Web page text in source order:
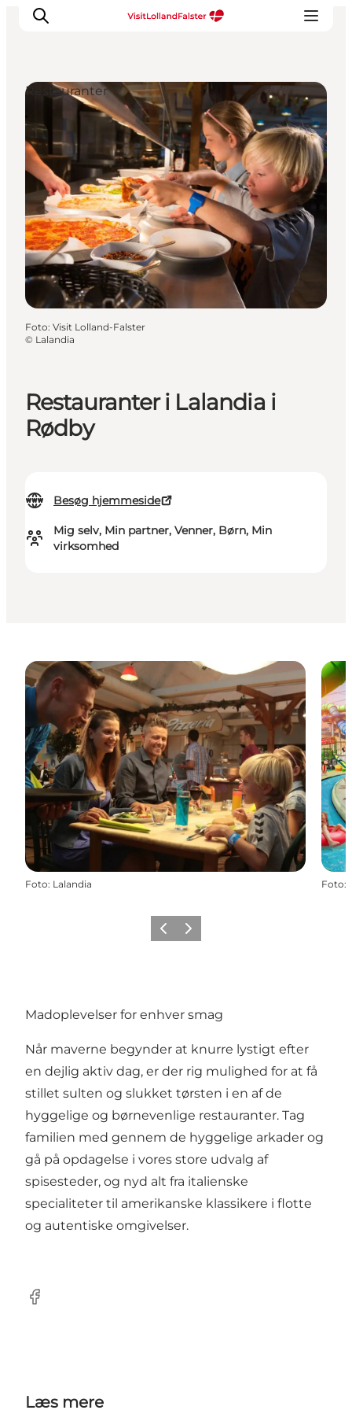
Oplevelser
I naturen
For børn
Kultur
Gastronomi
Planlæg din ferie
Restauranter i Lalandia i
Rødby
Besøg hjemmeside
Mig selv, Min partner, Venner, Børn, Min
virksomhed
Restauranter
Foto: Visit Lolland-Falster
© Lalandia
Foto: Lalandia Foto:
ForrigeNæste
Madoplevelser for enhver smag
Når maverne begynder at knurre lystigt efter
en dejlig aktiv dag, er der rig mulighed for at få
stillet sulten og slukket tørsten i en af de
hyggelige og børnevenlige restauranter. Tag
familien med gennem de hyggelige arkader og
gå på opdagelse i vores store udvalg af
spisesteder, og nyd alt fra italienske
specialiteter til amerikanske klassikere i flotte
og autentiske omgivelser.
Facebook
Læs mere